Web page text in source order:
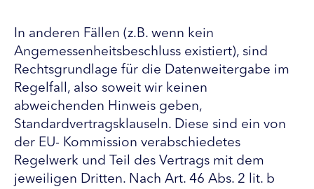
In anderen Fällen (z.B. wenn kein
Angemessenheitsbeschluss existiert), sind
Rechtsgrundlage für die Datenweitergabe im
Regelfall, also soweit wir keinen
abweichenden Hinweis geben,
Standardvertragsklauseln. Diese sind ein von
der EU- Kommission verabschiedetes
Regelwerk und Teil des Vertrags mit dem
jeweiligen Dritten. Nach Art. 46 Abs. 2 lit. b